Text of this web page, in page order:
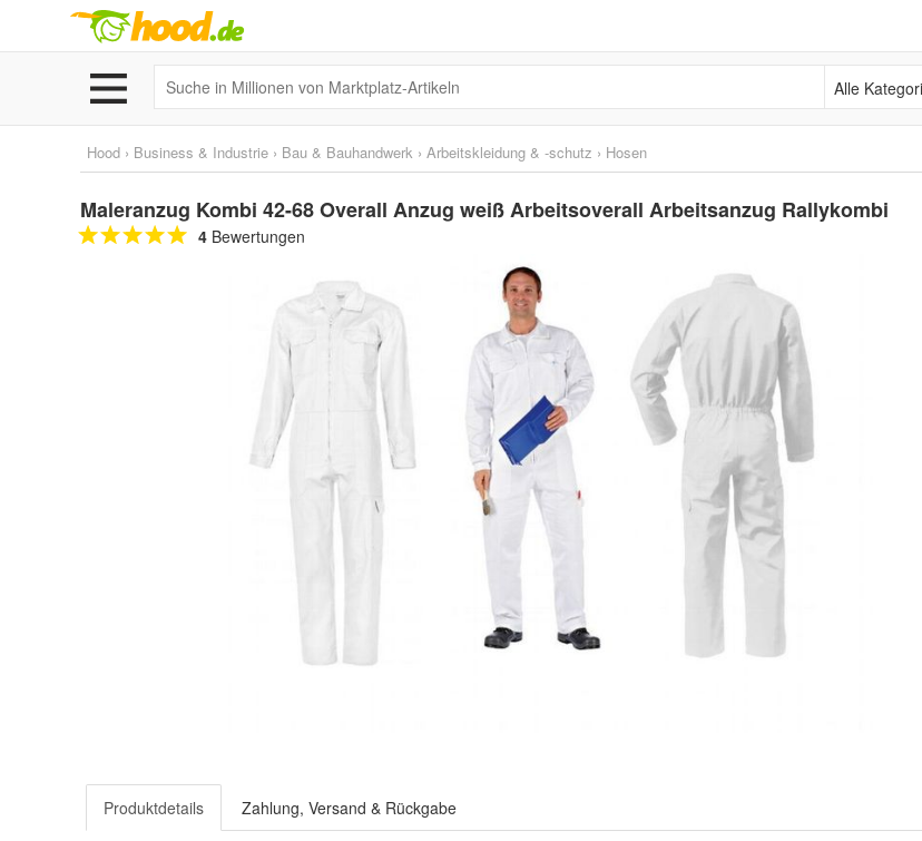
Alle Kategorien
Hood › Business & Industrie › Bau & Bauhandwerk › Arbeitskleidung & -schutz › Hosen
Maleranzug Kombi 42-68 Overall Anzug weiß Arbeitsoverall Arbeitsanzug Rallykombi
4 Bewertungen
Produktdetails Zahlung, Versand & Rückgabe